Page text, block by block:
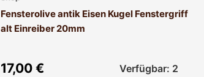
Fensterolive antik Eisen Kugel Fenstergriff
alt Einreiber 20mm
17,00 € Verfügbar: 2